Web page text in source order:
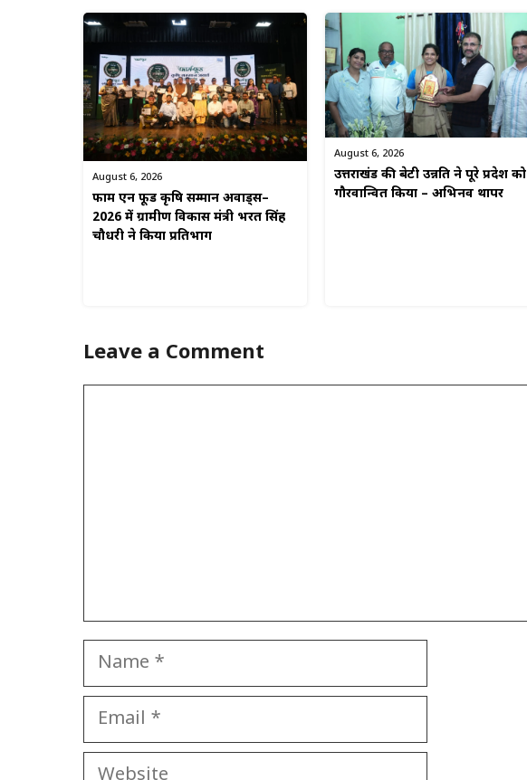
August 6, 2026
फार्म एन फूड कृषि सम्मान अवार्ड्स–
2026 में ग्रामीण विकास मंत्री भरत सिंह
चौधरी ने किया प्रतिभाग
August 6, 2026
उत्तराखंड की बेटी उन्नति ने पूरे प्रदेश को
गौरवान्वित किया – अभिनव थापर
Leave a Comment
Name
Email
Website